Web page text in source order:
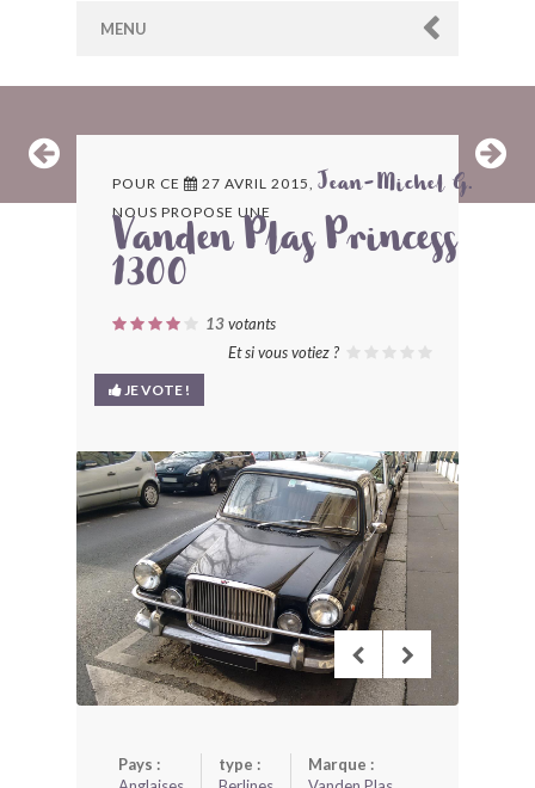
MENU
ARCHIVES
LES CONTRIBUTEURS
MODÈLES ET MARQUES
COMMENT FONCTIONNE BLV ?
POUR CE 27 AVRIL 2015, Jean-Michel G.
NOUS PROPOSE UNE
Vanden Plas Princess
1300
13votants
Et si vous votiez ?
JE VOTE !
Pays :
type :
Marque :